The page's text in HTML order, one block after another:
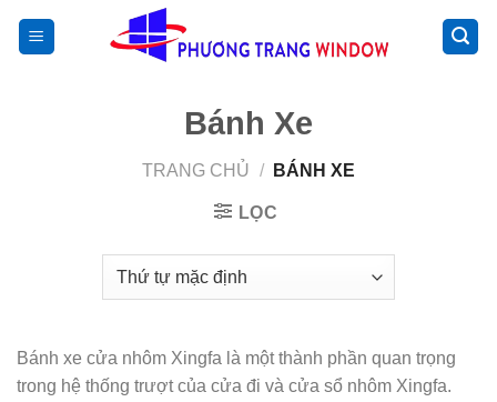
đến
Bánh Xe
TRANG CHỦ / BÁNH XE
LỌC
Bánh xe cửa nhôm Xingfa là một thành phần quan trọng
trong hệ thống trượt của cửa đi và cửa sổ nhôm Xingfa.